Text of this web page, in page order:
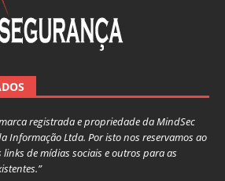
registrada e propriedade da MindSec
Informação Ltda. Por isto nos reservamos ao
de mídias sociais e outros para as